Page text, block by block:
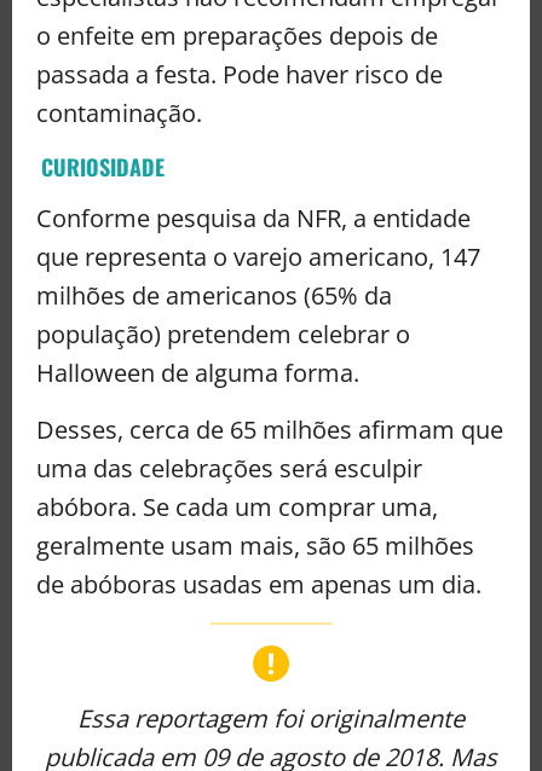
o enfeite em preparações depois de
passada a festa. Pode haver risco de
contaminação.
CURIOSIDADE
Conforme pesquisa da NFR, a entidade
que representa o varejo americano, 147
milhões de americanos (65% da
população) pretendem celebrar o
Halloween de alguma forma.
Desses, cerca de 65 milhões afirmam que
uma das celebrações será esculpir
abóbora. Se cada um comprar uma,
geralmente usam mais, são 65 milhões
de abóboras usadas em apenas um dia.
Essa reportagem foi originalmente
publicada em 09 de agosto de 2018. Mas